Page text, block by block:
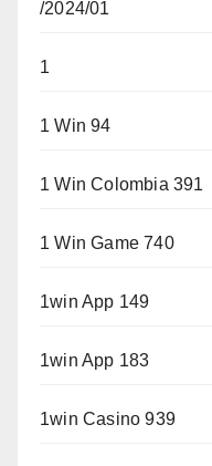
/2024/01
1
1 Win 94
1 Win Colombia 391
1 Win Game 740
1win App 149
1win App 183
1win Casino 939